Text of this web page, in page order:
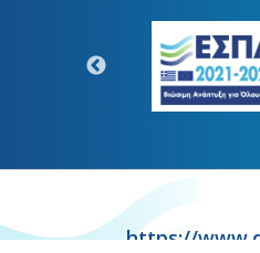
https://